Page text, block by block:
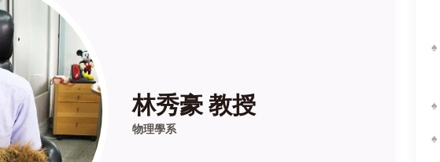
林秀豪 教授
物理學系